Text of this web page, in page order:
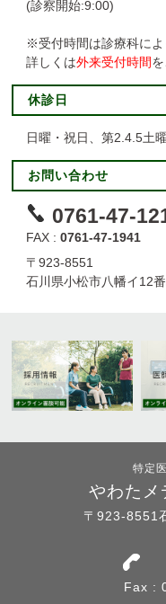
(診察開始:9:00)
※受付時間は診療科によ
詳しくは外来受付時間
休診日
日曜・祝日、第2.4.5土
お問い合わせ
0761-47-
FAX :0761-47-1941
〒923-8551
石川県小松市八幡イ12
特定
やわたメ
〒923-8551
Fax :